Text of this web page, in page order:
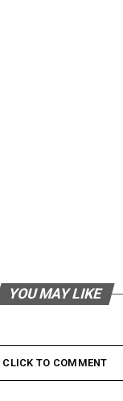
YOU MAY LIKE
CLICK TO COMMENT